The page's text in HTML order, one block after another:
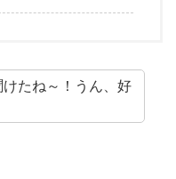
たね～！うん、好